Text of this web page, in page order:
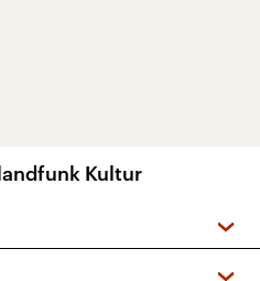
Kultur